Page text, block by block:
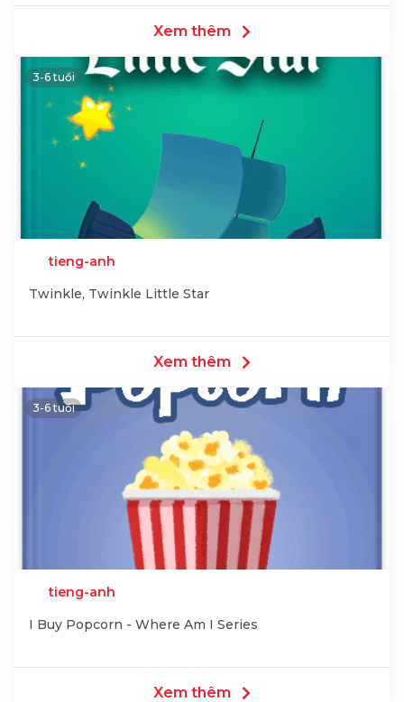
Xem thêm
3-6 tuổi
tieng-anh
Twinkle, Twinkle Little Star
Xem thêm
3-6 tuổi
tieng-anh
I Buy Popcorn - Where Am I Series
Xem thêm